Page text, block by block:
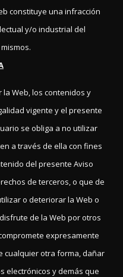
constituye una infracción
y/o industrial del
la Web, los contenidos y
vigente y el presente
se obliga a no utilizar
a través de ella con fines
del presente Aviso
de terceros, o que de
o deteriorar la Web o
de la Web por otros
expresamente
cualquier otra forma, dañar
electrónicos y demás que